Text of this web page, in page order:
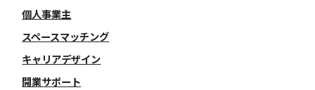
個人事業主
スペースマッチング
キャリアデザイン
開業サポート